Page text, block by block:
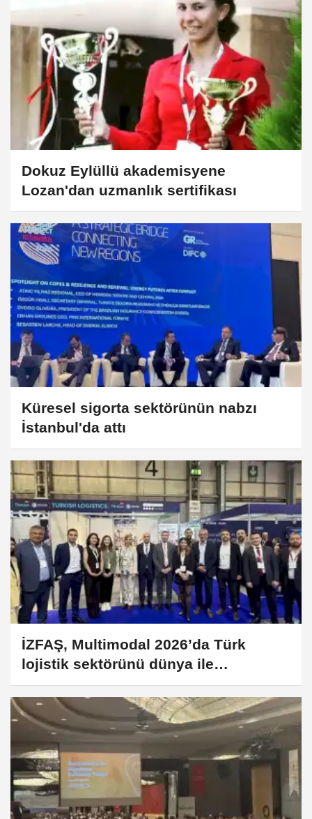
Dokuz Eylüllü akademisyene
Lozan'dan uzmanlık sertifikası
Küresel sigorta sektörünün nabzı
İstanbul'da attı
İZFAŞ, Multimodal 2026’da Türk
lojistik sektörünü dünya ile
buluşturdu